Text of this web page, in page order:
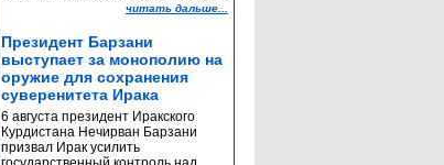
читать дальше...
Президент Барзани
выступает за монополию на
оружие для сохранения
суверенитета Ирака
6 августа президент Иракского
Курдистана Нечирван Барзани
призвал Ирак усилить